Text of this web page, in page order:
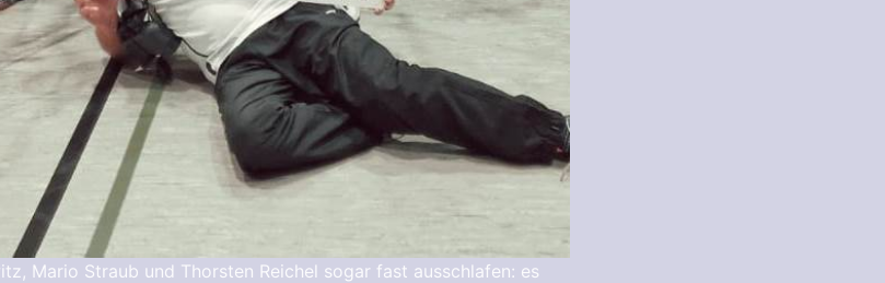
Mario Straub und Thorsten Reichel sogar fast ausschlafen: es